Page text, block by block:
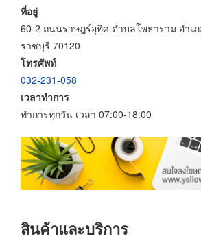
ที่อยู่
60-2 ถนนราษฎร์อุทิศ ตำบลโพธาราม อำเ
ราชบุรี 70120
โทรศัพท์
032-231-058
เวลาทำการ
ทำการทุกวัน เวลา 07:00-18:00
สินค้าและบริการ